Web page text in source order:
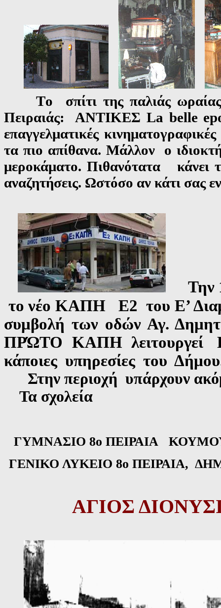
Το σπίτι της παλιάς
Πειραιάς: ΑΝΤΙΚΕΣ La belle
επαγγελματικές
τα πιο απίθανα. Μάλλον ο
μεροκάματο. Πιθανότατα κάνει
αναζητήσεις. Ωστόσο αν κάτι σας
Την
το νέο ΚΑΠΗ Ε2 του Ε’
συμβολή των οδών Αγ.
ΠΡΏΤΟ ΚΑΠΗ λειτουργεί
κάποιες υπηρεσίες του
Στην περιοχή υπάρχουν
Τα σχολεία
ΓΥΜΝΑΣΙΟ 8ο ΠΕΙΡΑΙΑ
ΓΕΝΙΚΟ ΛΥΚΕΙΟ 8ο ΠΕΙΡΑΙΑ,
ΑΓΙΟΣ